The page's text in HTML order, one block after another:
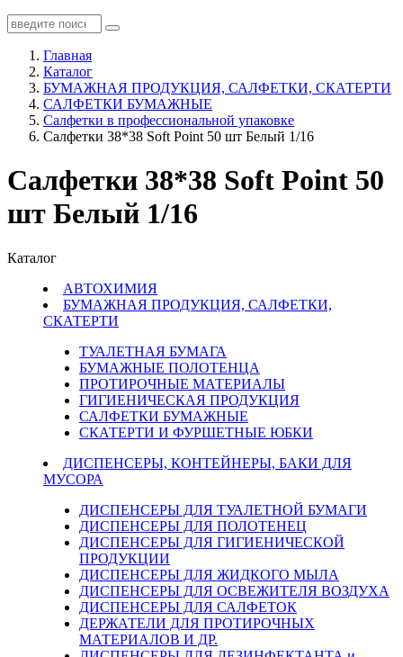
Главная
Каталог
БУМАЖНАЯ ПРОДУКЦИЯ, САЛФЕТКИ, СКАТЕРТИ
САЛФЕТКИ БУМАЖНЫЕ
Салфетки в профессиональной упаковке
Салфетки 38*38 Soft Point 50 шт Белый 1/16
Салфетки 38*38 Soft Point 50
шт Белый 1/16
Каталог
АВТОХИМИЯ
БУМАЖНАЯ ПРОДУКЦИЯ, САЛФЕТКИ,
СКАТЕРТИ
ТУАЛЕТНАЯ БУМАГА
БУМАЖНЫЕ ПОЛОТЕНЦА
ПРОТИРОЧНЫЕ МАТЕРИАЛЫ
ГИГИЕНИЧЕСКАЯ ПРОДУКЦИЯ
САЛФЕТКИ БУМАЖНЫЕ
СКАТЕРТИ И ФУРШЕТНЫЕ ЮБКИ
ДИСПЕНСЕРЫ, КОНТЕЙНЕРЫ, БАКИ ДЛЯ
МУСОРА
ДИСПЕНСЕРЫ ДЛЯ ТУАЛЕТНОЙ БУМАГИ
ДИСПЕНСЕРЫ ДЛЯ ПОЛОТЕНЕЦ
ДИСПЕНСЕРЫ ДЛЯ ГИГИЕНИЧЕСКОЙ
ПРОДУКЦИИ
ДИСПЕНСЕРЫ ДЛЯ ЖИДКОГО МЫЛА
ДИСПЕНСЕРЫ ДЛЯ ОСВЕЖИТЕЛЯ ВОЗДУХА
ДИСПЕНСЕРЫ ДЛЯ САЛФЕТОК
ДЕРЖАТЕЛИ ДЛЯ ПРОТИРОЧНЫХ
МАТЕРИАЛОВ И ДР.